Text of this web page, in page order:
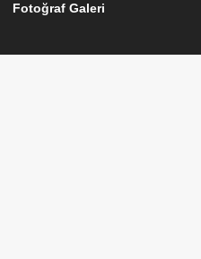
Fotoğraf Galeri